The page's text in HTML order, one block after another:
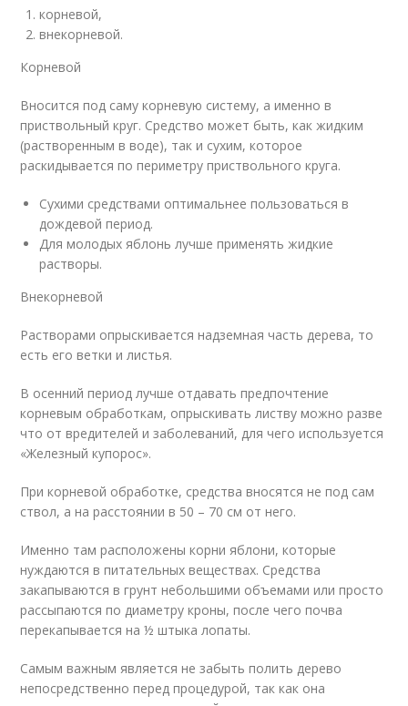
корневой,
внекорневой.
Корневой
Вносится под саму корневую систему, а именно в
приствольный круг. Средство может быть, как жидким
(растворенным в воде), так и сухим, которое
раскидывается по периметру приствольного круга.
Сухими средствами оптимальнее пользоваться в
дождевой период.
Для молодых яблонь лучше применять жидкие
растворы.
Внекорневой
Растворами опрыскивается надземная часть дерева, то
есть его ветки и листья.
В осенний период лучше отдавать предпочтение
корневым обработкам, опрыскивать листву можно разве
что от вредителей и заболеваний, для чего используется
«Железный купорос».
При корневой обработке, средства вносятся не под сам
ствол, а на расстоянии в 50 – 70 см от него.
Именно там расположены корни яблони, которые
нуждаются в питательных веществах. Средства
закапываются в грунт небольшими объемами или просто
рассыпаются по диаметру кроны, после чего почва
перекапывается на ½ штыка лопаты.
Самым важным является не забыть полить дерево
непосредственно перед процедурой, так как она